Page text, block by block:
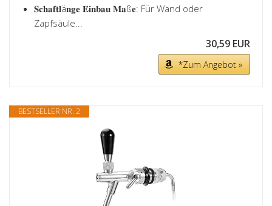
𝐒𝐜𝐡𝐚𝐟𝐭𝐥ä𝐧𝐠𝐞 𝐄𝐢𝐧𝐛𝐚𝐮 𝐌𝐚ß𝐞: Für Wand oder
Zapfsäule...
30,59 EUR
*Zum Angebot »
BESTSELLER NR. 2